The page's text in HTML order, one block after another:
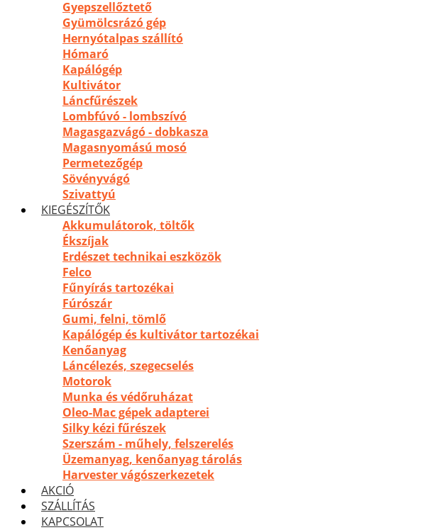
Gyepszellőztető
Gyümölcsrázó gép
Hernyótalpas szállító
Hómaró
Kapálógép
Kultivátor
Láncfűrészek
Lombfúvó - lombszívó
Magasgazvágó - dobkasza
Magasnyomású mosó
Permetezőgép
Sövényvágó
Szivattyú
KIEGÉSZÍTŐK
Akkumulátorok, töltők
Ékszíjak
Erdészet technikai eszközök
Felco
Fűnyírás tartozékai
Fúrószár
Gumi, felni, tömlő
Kapálógép és kultivátor tartozékai
Kenőanyag
Láncélezés, szegecselés
Motorok
Munka és védőruházat
Oleo-Mac gépek adapterei
Silky kézi fűrészek
Szerszám - műhely, felszerelés
Üzemanyag, kenőanyag tárolás
Harvester vágószerkezetek
AKCIÓ
SZÁLLÍTÁS
KAPCSOLAT